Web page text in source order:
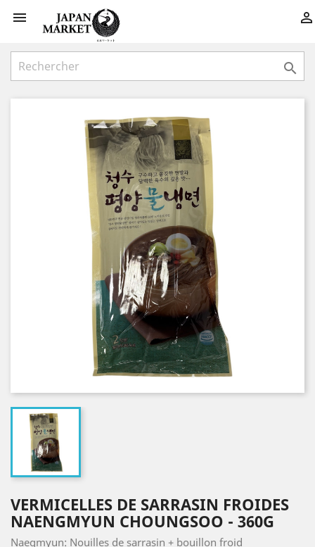
 

VERMICELLES DE SARRASIN FROIDES
NAENGMYUN CHOUNGSOO - 360G
Naegmyun: Nouilles de sarrasin + bouillon froid